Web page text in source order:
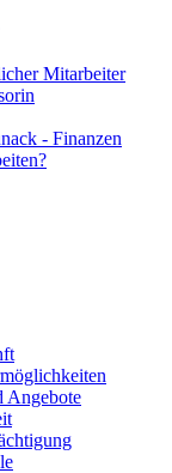
Mitarbeiter
- Finanzen
Angebote